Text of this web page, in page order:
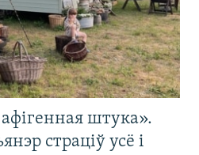
штука».
страціў усё і